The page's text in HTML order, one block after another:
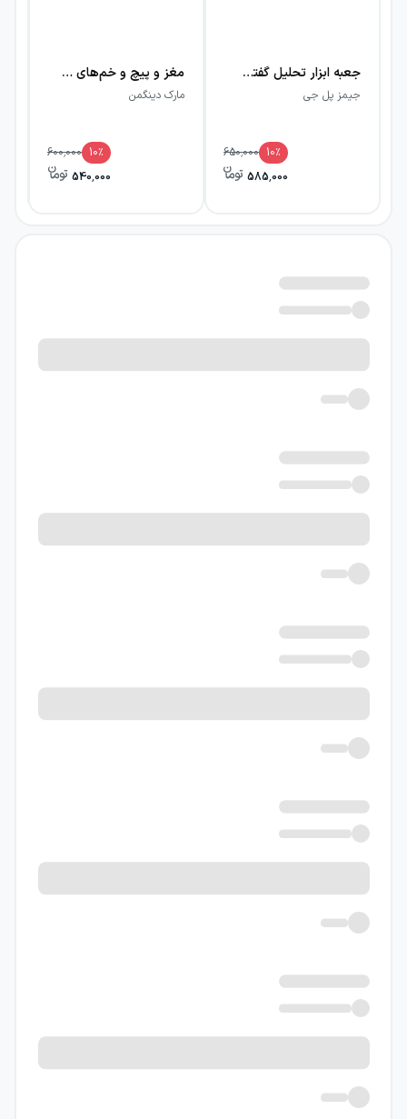
جعبه ابزار تحلیل گفتمان
جیمز پل جی
650,000 10٪
585,000
مغز و پیچ و خم‌های آن (علوم اعصاب درباره مغز چه می‌گوید)
مارک دینگمن
600,000 10٪
540,000